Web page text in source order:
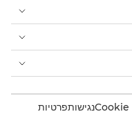
נגישותפרטיות